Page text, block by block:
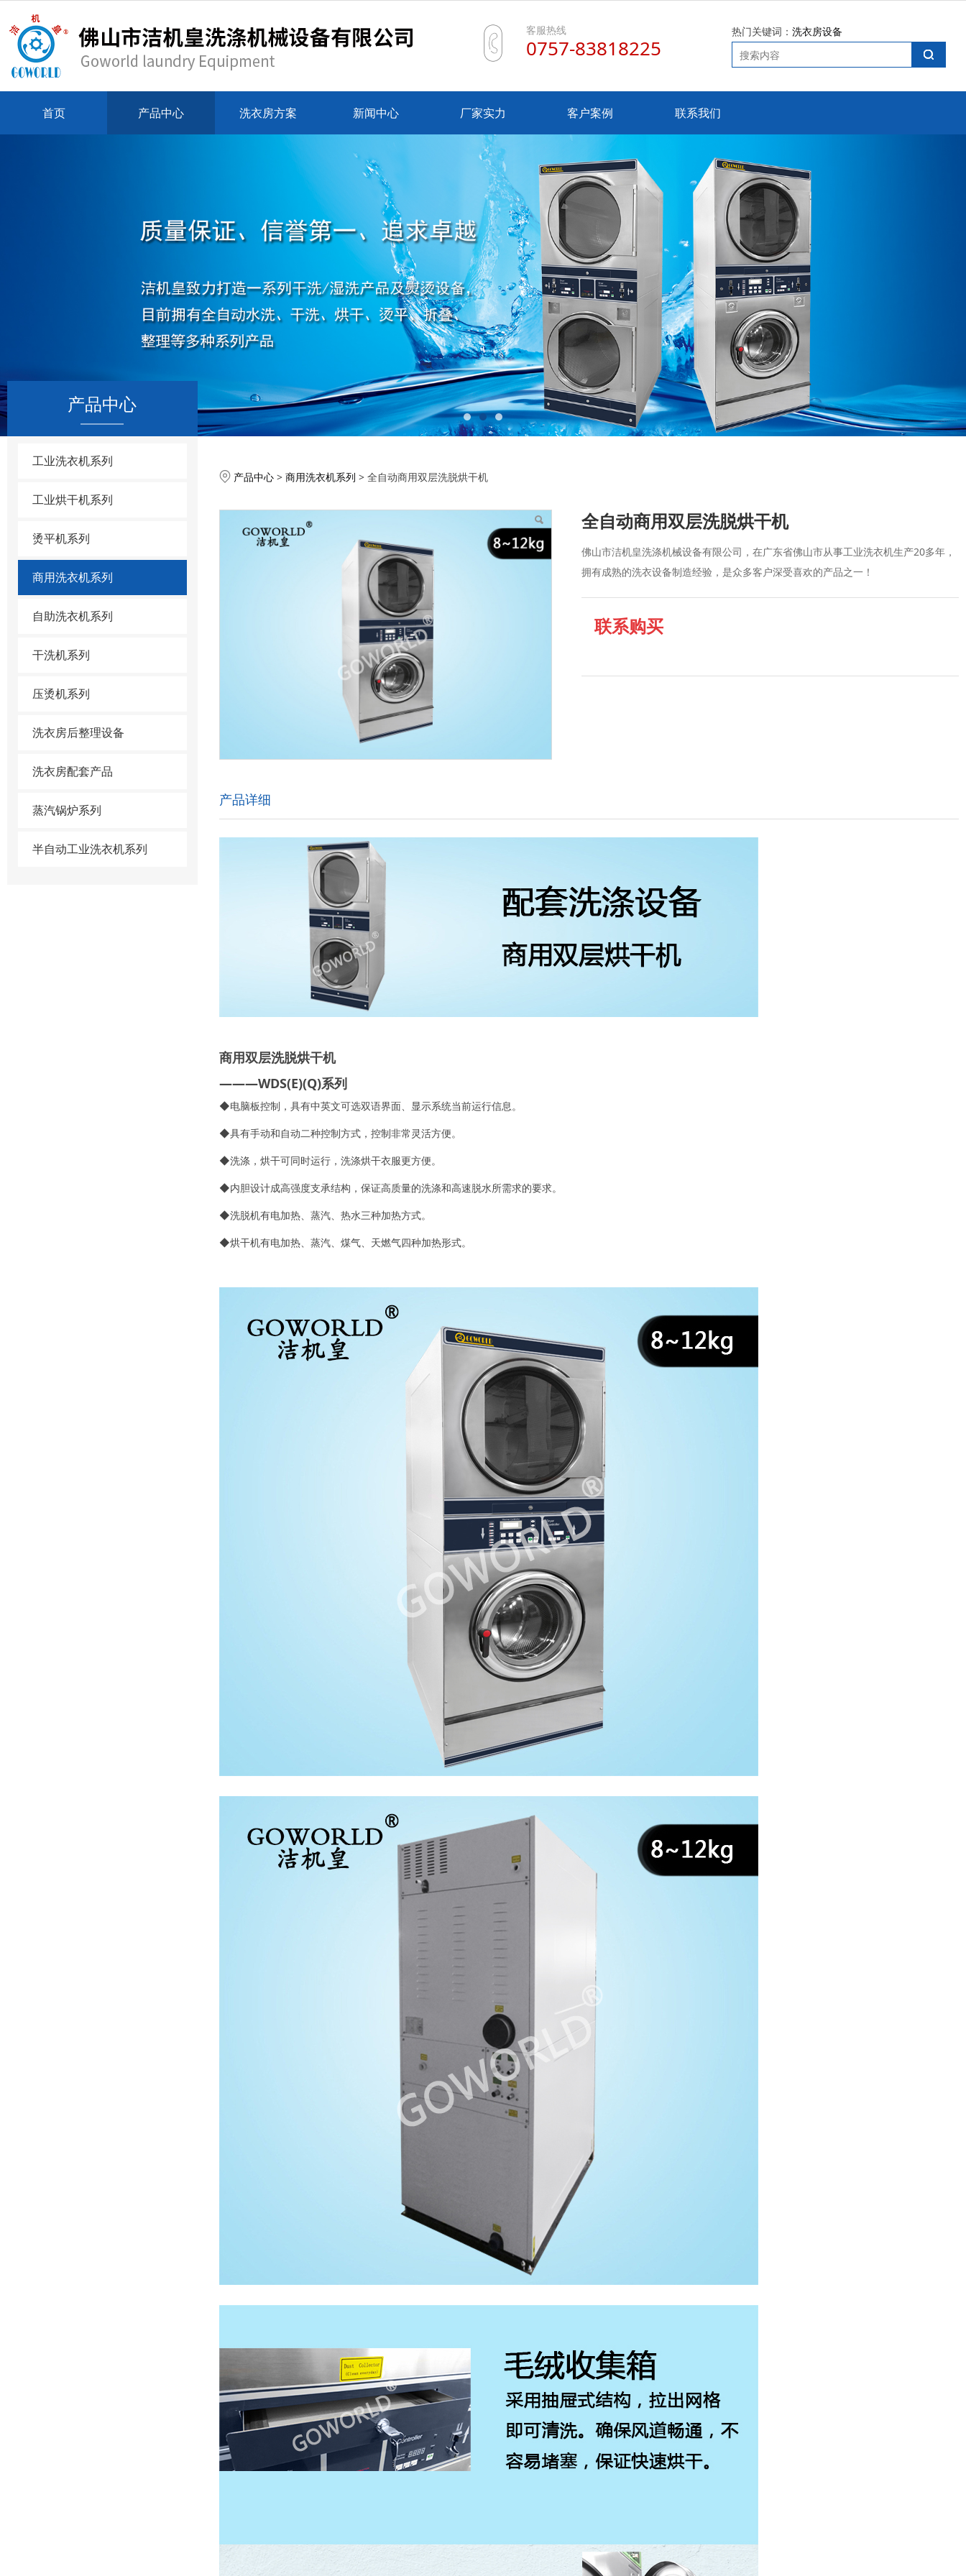
客服热线
0757-83818225
热门关键词： 洗衣房设备
首页 产品中心 洗衣房方案 新闻中心 厂家实力 客户案例 联系我们
产品中心
工业洗衣机系列
工业烘干机系列
烫平机系列
商用洗衣机系列
自助洗衣机系列
干洗机系列
压烫机系列
洗衣房后整理设备
洗衣房配套产品
蒸汽锅炉系列
半自动工业洗衣机系列
全自动商用双层洗脱烘干机
产品中心> 商用洗衣机系列 > 全自动商用双层洗脱烘干机
全自动商用双层洗脱烘干机
佛山市洁机皇洗涤机械设备有限公司，在广东省佛山市从事工业洗衣机生产20多年，
拥有成熟的洗衣设备制造经验，是众多客户深受喜欢的产品之一！
联系购买
产品详细
商用双层洗脱烘干机
———WDS(E)(Q)系列
◆电脑板控制，具有中英文可选双语界面、显示系统当前运行信息。
◆具有手动和自动二种控制方式，控制非常灵活方便。
◆洗涤，烘干可同时运行，洗涤烘干衣服更方便。
◆内胆设计成高强度支承结构，保证高质量的洗涤和高速脱水所需求的要求。
◆洗脱机有电加热、蒸汽、热水三种加热方式。
◆烘干机有电加热、蒸汽、煤气、天燃气四种加热形式。